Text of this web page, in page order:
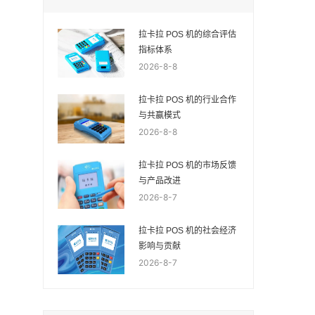
拉卡拉 POS 机的综合评估
指标体系
2026-8-8
拉卡拉 POS 机的行业合作
与共赢模式
2026-8-8
拉卡拉 POS 机的市场反馈
与产品改进
2026-8-7
拉卡拉 POS 机的社会经济
影响与贡献
2026-8-7